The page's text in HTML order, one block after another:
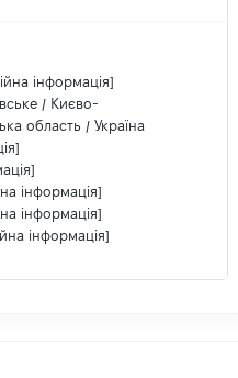
інформація]
/ Києво-
область / Україна
інформація]
інформація]
інформація]